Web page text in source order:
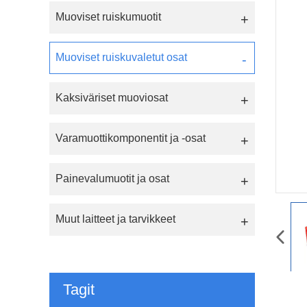
Muoviset ruiskumuotit
Muoviset ruiskuvaletut osat
Kaksiväriset muoviosat
Varamuottikomponentit ja -osat
Painevalumuotit ja osat
Muut laitteet ja tarvikkeet
Tagit